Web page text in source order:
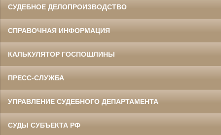
СУДЕБНОЕ ДЕЛОПРОИЗВОДСТВО
СПРАВОЧНАЯ ИНФОРМАЦИЯ
КАЛЬКУЛЯТОР ГОСПОШЛИНЫ
ПРЕСС-СЛУЖБА
УПРАВЛЕНИЕ СУДЕБНОГО ДЕПАРТАМЕНТА
СУДЫ СУБЪЕКТА РФ